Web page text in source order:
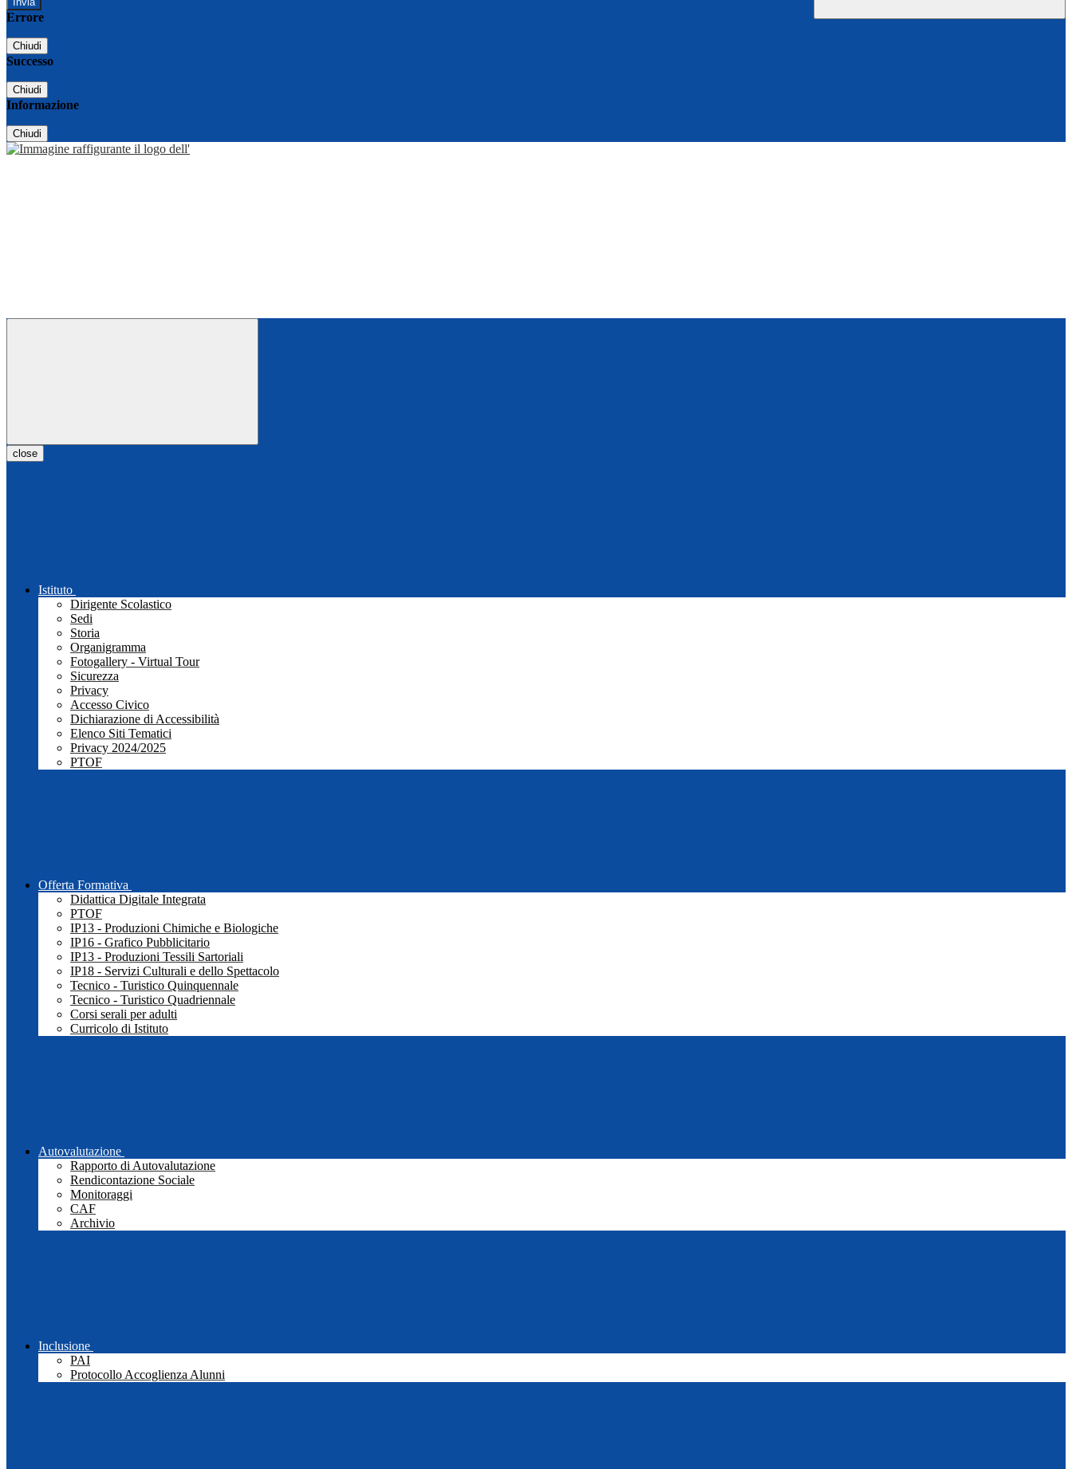
Errore
Chiudi
Successo
Chiudi
Informazione
Chiudi
close
Istituto
Dirigente Scolastico
Sedi
Storia
Organigramma
Fotogallery - Virtual Tour
Sicurezza
Privacy
Accesso Civico
Dichiarazione di Accessibilità
Elenco Siti Tematici
Privacy 2024/2025
PTOF
Offerta Formativa
Didattica Digitale Integrata
PTOF
IP13 - Produzioni Chimiche e Biologiche
IP16 - Grafico Pubblicitario
IP13 - Produzioni Tessili Sartoriali
IP18 - Servizi Culturali e dello Spettacolo
Tecnico - Turistico Quinquennale
Tecnico - Turistico Quadriennale
Corsi serali per adulti
Curricolo di Istituto
Autovalutazione
Rapporto di Autovalutazione
Rendicontazione Sociale
Monitoraggi
CAF
Archivio
Inclusione
PAI
Protocollo Accoglienza Alunni